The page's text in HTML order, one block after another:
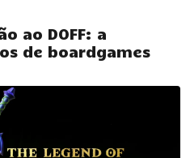
ao DOFF: a
de boardgames